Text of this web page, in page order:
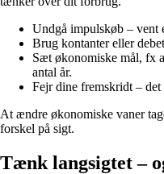
Undgå impulskøb – vent
Brug kontanter eller
Sæt økonomiske mål, fx
antal år.
Fejr dine fremskridt –
At ændre økonomiske vaner
forskel på sigt.
Tænk langsigtet –